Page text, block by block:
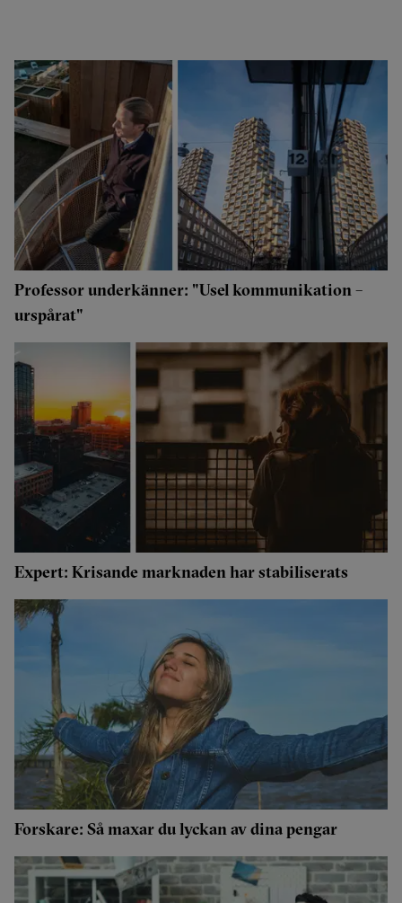
Professor underkänner: "Usel kommunikation –
urspårat"
Expert: Krisande marknaden har stabiliserats
Forskare: Så maxar du lyckan av dina pengar